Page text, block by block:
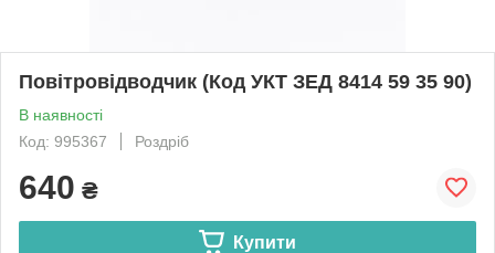
Повітровідводчик (Код УКТ ЗЕД 8414 59 35 90)
В наявності
Код: 995367
Роздріб
640 ₴
Купити